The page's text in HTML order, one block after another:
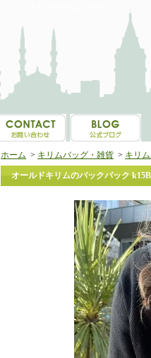
ホーム > キリムバッグ・雑貨 > キリ
オールドキリムのバックパック